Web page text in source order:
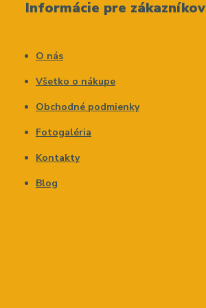
Informácie pre zákazníkov
O nás
Všetko o nákupe
Obchodné podmienky
Fotogaléria
Kontakty
Blog